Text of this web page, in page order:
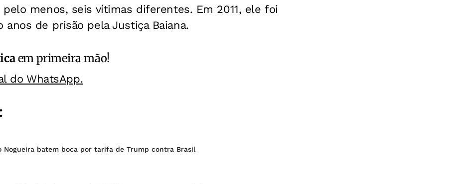
menos, seis vítimas diferentes. Em 2011, ele foi
anos de prisão pela Justiça Baiana.
em primeira mão!
do WhatsApp.
Nogueira batem boca por tarifa de Trump contra Brasil